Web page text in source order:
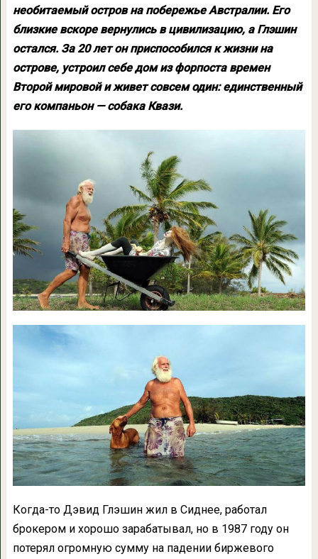
необитаемый остров на побережье Австралии. Его
близкие вскоре вернулись в цивилизацию, а Глэшин
остался. За 20 лет он приспособился к жизни на
острове, устроил себе дом из форпоста времен
Второй мировой и живет совсем один: единственный
его компаньон — собака Квази.
Когда-то Дэвид Глэшин жил в Сиднее, работал
брокером и хорошо зарабатывал, но в 1987 году он
потерял огромную сумму на падении биржевого